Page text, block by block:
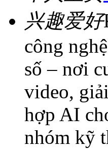
兴趣爱好
công
số – nơi
video,
hợp AI
nhóm kỹ